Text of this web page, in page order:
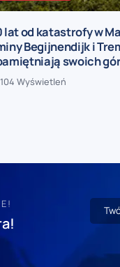
lat od katastrofy w
Begijnendijk i
swoich
104 Wyświetleń